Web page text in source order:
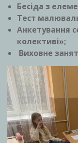
Бесіда з
Тест
Анкетування
колективі»;
Виховне